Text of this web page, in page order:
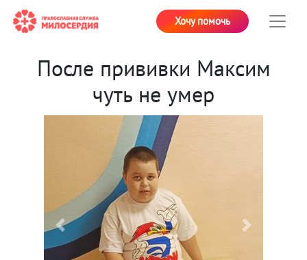
Хочу помочь
После прививки Максим
чуть не умер
Previous Next